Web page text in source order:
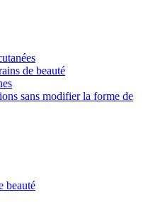
de beauté
sans modifier la forme de
beauté